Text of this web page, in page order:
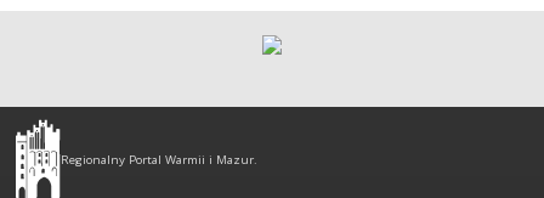
Olsztyn
-
regionalny
Regionalny Portal Warmii i Mazur.